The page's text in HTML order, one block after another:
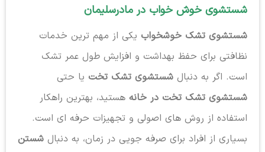
شستشوی خوش خواب در مادرسلیمان
شستشوی تشک خوشخوابیکی از مهم ترین خدمات
نظافتی برای حفظ بهداشت و افزایش طول عمر تشک
است. اگر به دنبال شستشوی تشک تختیا حتی
شستشوی تشک تخت در خانههستید، بهترین راهکار
استفاده از روش های اصولی و تجهیزات حرفه ای است.
بسیاری از افراد برای صرفه جویی در زمان، به دنبال شستن